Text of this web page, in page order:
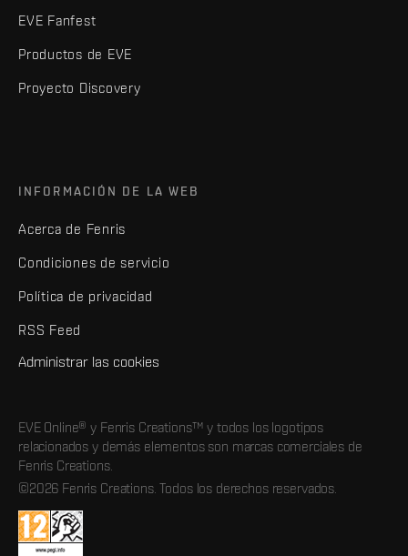
EVE Fanfest
Productos de EVE
Proyecto Discovery
INFORMACIÓN DE LA WEB
Acerca de Fenris
Condiciones de servicio
Política de privacidad
RSS Feed
Administrar las cookies
EVE Online® y Fenris Creations™ y todos los logotipos
relacionados y demás elementos son marcas comerciales de
Fenris Creations.
©2026 Fenris Creations. Todos los derechos reservados.